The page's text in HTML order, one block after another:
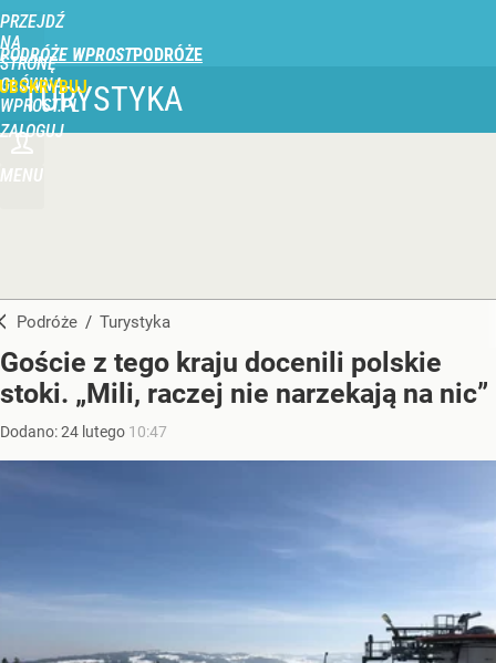
PRZEJDŹ
NA
STRONĘ
GŁÓWNĄ
WPROST.PL
PODRÓŻE WPROST
ZALOGUJ
MENU
TURYSTYKA
Podróże / Turystyka
Goście z tego kraju docenili polskie
stoki. „Mili, raczej nie narzekają na nic”
Dodano:24 lutego 10:47